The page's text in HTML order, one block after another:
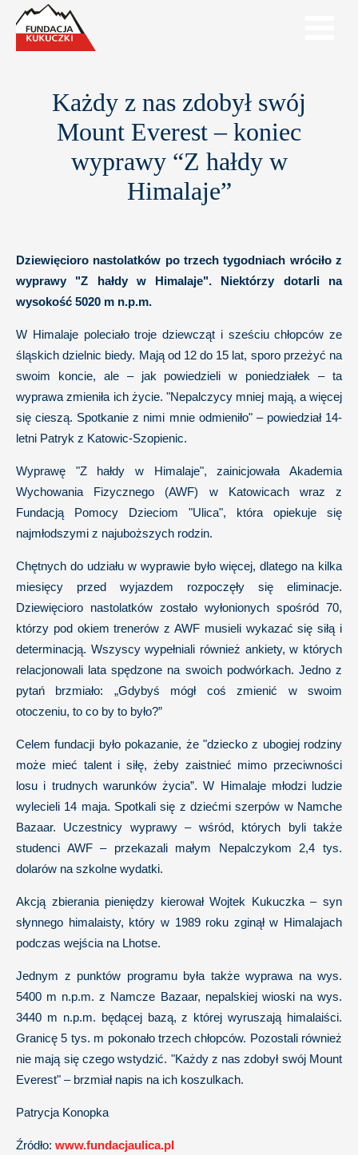
Każdy z nas zdobył swój
Mount Everest – koniec
wyprawy “Z hałdy w
Himalaje”
Dziewięcioro nastolatków po trzech tygodniach wróciło z
wyprawy "Z hałdy w Himalaje". Niektórzy dotarli na
wysokość 5020 m n.p.m.
W Himalaje poleciało troje dziewcząt i sześciu chłopców ze
śląskich dzielnic biedy. Mają od 12 do 15 lat, sporo przeżyć na
swoim koncie, ale – jak powiedzieli w poniedziałek – ta
wyprawa zmieniła ich życie. "Nepalczycy mniej mają, a więcej
się cieszą. Spotkanie z nimi mnie odmieniło" – powiedział 14-
letni Patryk z Katowic-Szopienic.
Wyprawę "Z hałdy w Himalaje", zainicjowała Akademia
Wychowania Fizycznego (AWF) w Katowicach wraz z
Fundacją Pomocy Dzieciom "Ulica", która opiekuje się
najmłodszymi z najuboższych rodzin.
Chętnych do udziału w wyprawie było więcej, dlatego na kilka
miesięcy przed wyjazdem rozpoczęły się eliminacje.
Dziewięcioro nastolatków zostało wyłonionych spośród 70,
którzy pod okiem trenerów z AWF musieli wykazać się siłą i
determinacją. Wszyscy wypełniali również ankiety, w których
relacjonowali lata spędzone na swoich podwórkach. Jedno z
pytań brzmiało: „Gdybyś mógł coś zmienić w swoim
otoczeniu, to co by to było?”
Celem fundacji było pokazanie, że "dziecko z ubogiej rodziny
może mieć talent i siłę, żeby zaistnieć mimo przeciwności
losu i trudnych warunków życia”. W Himalaje młodzi ludzie
wylecieli 14 maja. Spotkali się z dziećmi szerpów w Namche
Bazaar. Uczestnicy wyprawy – wśród, których byli także
studenci AWF – przekazali małym Nepalczykom 2,4 tys.
dolarów na szkolne wydatki.
Akcją zbierania pieniędzy kierował Wojtek Kukuczka – syn
słynnego himalaisty, który w 1989 roku zginął w Himalajach
podczas wejścia na Lhotse.
Jednym z punktów programu była także wyprawa na wys.
5400 m n.p.m. z Namcze Bazaar, nepalskiej wioski na wys.
3440 m n.p.m. będącej bazą, z której wyruszają himalaiści.
Granicę 5 tys. m pokonało trzech chłopców. Pozostali również
nie mają się czego wstydzić. "Każdy z nas zdobył swój Mount
Everest" – brzmiał napis na ich koszulkach.
Patrycja Konopka
Źródło: www.fundacjaulica.pl